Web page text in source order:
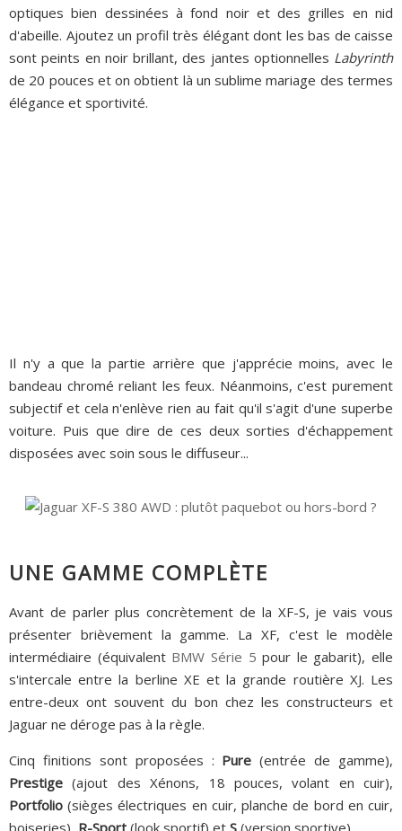
optiques bien dessinées à fond noir et des grilles en nid
d'abeille. Ajoutez un profil très élégant dont les bas de caisse
sont peints en noir brillant, des jantes optionnelles Labyrinth
de 20 pouces et on obtient là un sublime mariage des termes
élégance et sportivité.
Il n'y a que la partie arrière que j'apprécie moins, avec le
bandeau chromé reliant les feux. Néanmoins, c'est purement
subjectif et cela n'enlève rien au fait qu'il s'agit d'une superbe
voiture. Puis que dire de ces deux sorties d'échappement
disposées avec soin sous le diffuseur...
UNE GAMME COMPLÈTE
Avant de parler plus concrètement de la XF-S, je vais vous
présenter brièvement la gamme. La XF, c'est le modèle
intermédiaire (équivalent BMW Série 5 pour le gabarit), elle
s'intercale entre la berline XE et la grande routière XJ. Les
entre-deux ont souvent du bon chez les constructeurs et
Jaguar ne déroge pas à la règle.
Cinq finitions sont proposées : Pure (entrée de gamme),
Prestige (ajout des Xénons, 18 pouces, volant en cuir),
Portfolio (sièges électriques en cuir, planche de bord en cuir,